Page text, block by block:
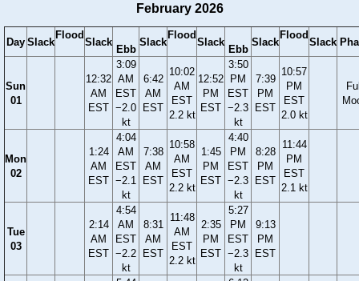
February 2026
Day Slack
Flood
Slack
Ebb
Slack
Flood
Slack
Ebb
Slack
Flood
Slack
Sun
01
12:32
AM
EST
3:09
AM
EST
−2.0
kt
6:42
AM
EST
10:02
AM
EST
2.2 kt
12:52
PM
EST
3:50
PM
EST
−2.3
kt
7:39
PM
EST
10:57
PM
EST
2.0 kt
Mon
02
1:24
AM
EST
4:04
AM
EST
−2.1
kt
7:38
AM
EST
10:58
AM
EST
2.2 kt
1:45
PM
EST
4:40
PM
EST
−2.3
kt
8:28
PM
EST
11:44
PM
EST
2.1 kt
Tue
03
2:14
AM
EST
4:54
AM
EST
−2.2
kt
8:31
AM
EST
11:48
AM
EST
2.2 kt
2:35
PM
EST
5:27
PM
EST
−2.3
kt
9:13
PM
EST